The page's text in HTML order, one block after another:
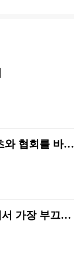
단 한명의 선수가 스포츠와 협회를 바꿔 버린 사례.jpg
스님이 고백하는 인생에서 가장 부끄러웠던 순간